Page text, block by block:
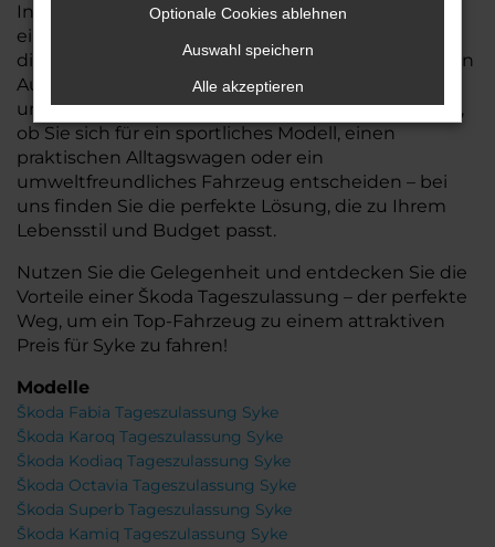
In unserem Autohaus für Syke bieten wir Ihnen
eine große Auswahl an Škoda Tageszulassungen,
die Ihnen nicht nur den Vorteil eines nahezu neuen
Autos, sondern auch eine schnelle Verfügbarkeit
und flexiblere Finanzierungsoptionen bieten. Egal,
ob Sie sich für ein sportliches Modell, einen
praktischen Alltagswagen oder ein
umweltfreundliches Fahrzeug entscheiden – bei
uns finden Sie die perfekte Lösung, die zu Ihrem
Lebensstil und Budget passt.
Nutzen Sie die Gelegenheit und entdecken Sie die
Vorteile einer Škoda Tageszulassung – der perfekte
Weg, um ein Top-Fahrzeug zu einem attraktiven
Preis für Syke zu fahren!
Modelle
Škoda Fabia Tageszulassung Syke
Škoda Karoq Tageszulassung Syke
Škoda Kodiaq Tageszulassung Syke
Škoda Octavia Tageszulassung Syke
Škoda Superb Tageszulassung Syke
Škoda Kamiq Tageszulassung Syke
Optionale Cookies ablehnen
Auswahl speichern
Alle akzeptieren